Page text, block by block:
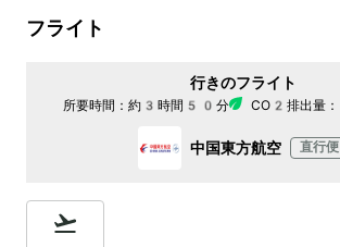
フライト
行きのフライト
所要時間： 約3時間50分 CO2排出量：
中国東方航空 直行便